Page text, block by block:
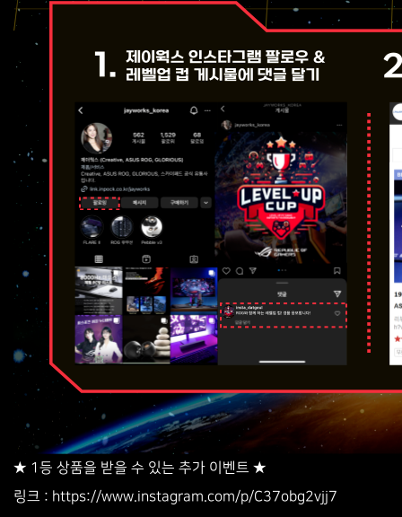
★ 1등 상품을 받을 수 있는 추가 이벤트 ★
링크 : https://www.instagram.com/p/C37obg2vjj7